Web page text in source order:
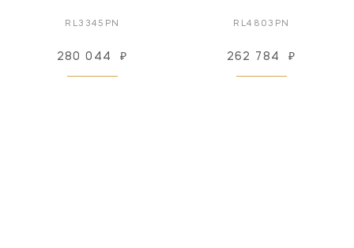
RL3345PN
280 044 ₽
RL4803PN
262 784 ₽